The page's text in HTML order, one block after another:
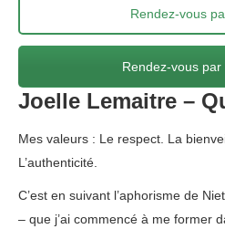
Joelle Lemaitre –
Mes valeurs : Le respect. La
L’authenticité.
C’est en suivant l’aphorisme de
– que j’ai commencé à me former
Rendez-vous
Rendez-vous